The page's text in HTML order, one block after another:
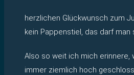
herzlichen Glückwunsch zum
kein Pappenstiel, das darf man
Also so weit ich mich erinnere,
immer ziemlich hoch